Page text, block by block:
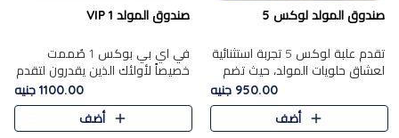
صندوق المولد لوكس 5
تقدم علبة لوكس 5 تجربة استثنائية
لعشاق حلويات المولد، حيث تضم
42 قطعة من تشكيلة فاخرة تجمع
بين أشهر الأصناف التقليدية وأصناف
مميزة مختارة بع..
950.00 جنيه
أضف
صندوق المولد VIP 1
في اي بي بوكس 1 صُممت
خصيصاً لأولئك الذين يقدرون لتقدم
تجربة استثنائية بوكس تجمع بين
أفخر حلويات المولد المصري مع
تشكيلة مختارة من الأصناف ..
1100.00 جنيه
أضف